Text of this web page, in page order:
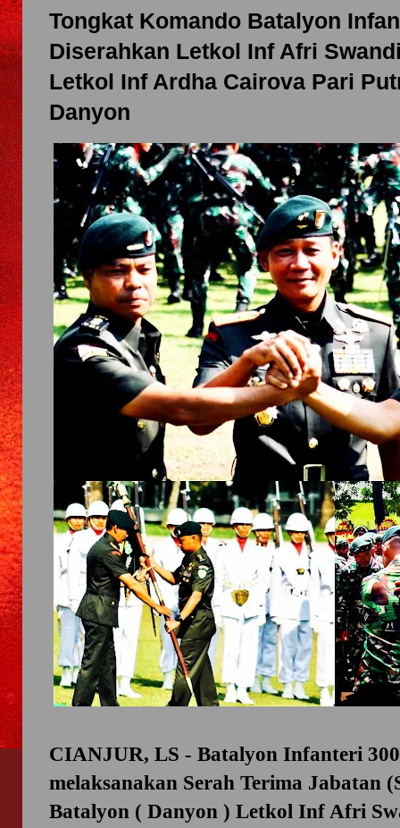
Tongkat Komando Batalyon
Diserahkan Letkol Inf Afri
Letkol Inf Ardha Cairova Pari
Danyon
CIANJUR, LS - Batalyon Infanteri
melaksanakan Serah Terima Jabatan
Batalyon ( Danyon ) Letkol Inf Afri